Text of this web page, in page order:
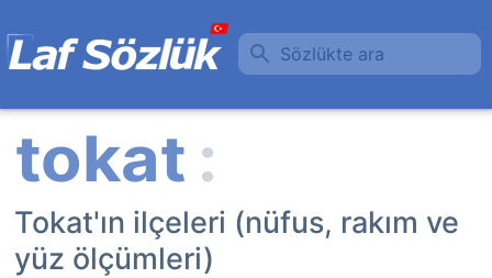
Sözlükte ara
Tokat'ın ilçeleri (nüfus, rakım ve
yüz ölçümleri)